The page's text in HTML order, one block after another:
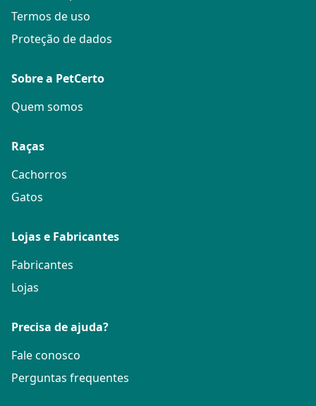
Termos de uso
Proteção de dados
Sobre a PetCerto
Quem somos
Raças
Cachorros
Gatos
Lojas e Fabricantes
Fabricantes
Lojas
Precisa de ajuda?
Fale conosco
Perguntas frequentes